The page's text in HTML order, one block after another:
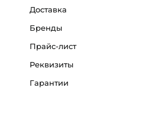
Доставка
Бренды
Прайс-лист
Реквизиты
Гарантии